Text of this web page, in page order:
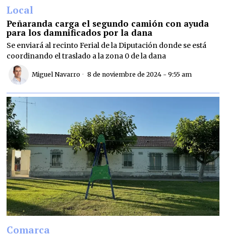
Local
Peñaranda carga el segundo camión con ayuda
para los damnificados por la dana
Se enviará al recinto Ferial de la Diputación donde se está
coordinando el traslado a la zona 0 de la dana
Miguel Navarro 8 de noviembre de 2024 - 9:55 am
Comarca